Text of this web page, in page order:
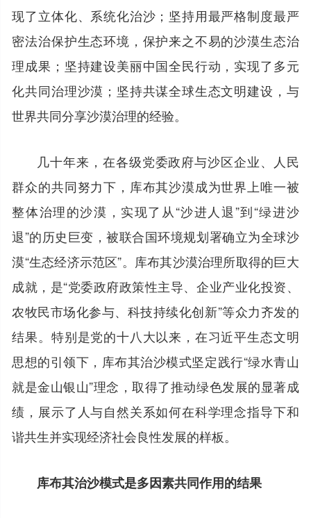
现了立体化、系统化治沙；坚持用最严格制度最严
密法治保护生态环境，保护来之不易的沙漠生态治
理成果；坚持建设美丽中国全民行动，实现了多元
化共同治理沙漠；坚持共谋全球生态文明建设，与
世界共同分享沙漠治理的经验。
几十年来，在各级党委政府与沙区企业、人民
群众的共同努力下，库布其沙漠成为世界上唯一被
整体治理的沙漠，实现了从“沙进人退”到“绿进沙
退”的历史巨变，被联合国环境规划署确立为全球沙
漠“生态经济示范区”。库布其沙漠治理所取得的巨大
成就，是“党委政府政策性主导、企业产业化投资、
农牧民市场化参与、科技持续化创新”等众力齐发的
结果。特别是党的十八大以来，在习近平生态文明
思想的引领下，库布其治沙模式坚定践行“绿水青山
就是金山银山”理念，取得了推动绿色发展的显著成
绩，展示了人与自然关系如何在科学理念指导下和
谐共生并实现经济社会良性发展的样板。
库布其治沙模式是多因素共同作用的结果